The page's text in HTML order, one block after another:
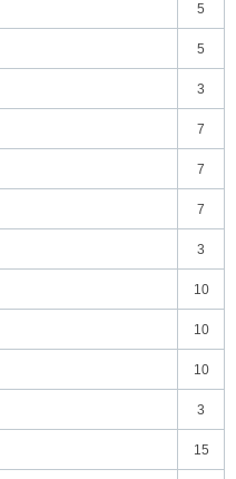
5
5
3
7
7
7
3
10
10
10
3
15